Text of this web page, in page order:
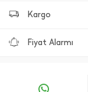
Kargo
Fiyat Alarmı